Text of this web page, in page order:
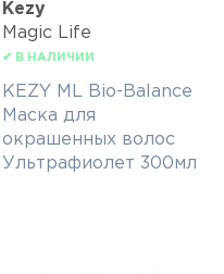
Kezy
Magic Life
✔ В НАЛИЧИИ
KEZY ML Bio-Balance
Маска для
окрашенных волос
Ультрафиолет 300мл